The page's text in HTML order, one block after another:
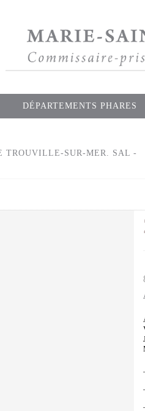
DÉPARTEMENTS PHARES
TROUVILLE-SUR-MER. SAL -